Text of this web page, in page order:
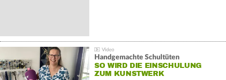
Handgemachte Schultüten
SO WIRD DIE EINSCHULUNG
ZUM KUNSTWERK